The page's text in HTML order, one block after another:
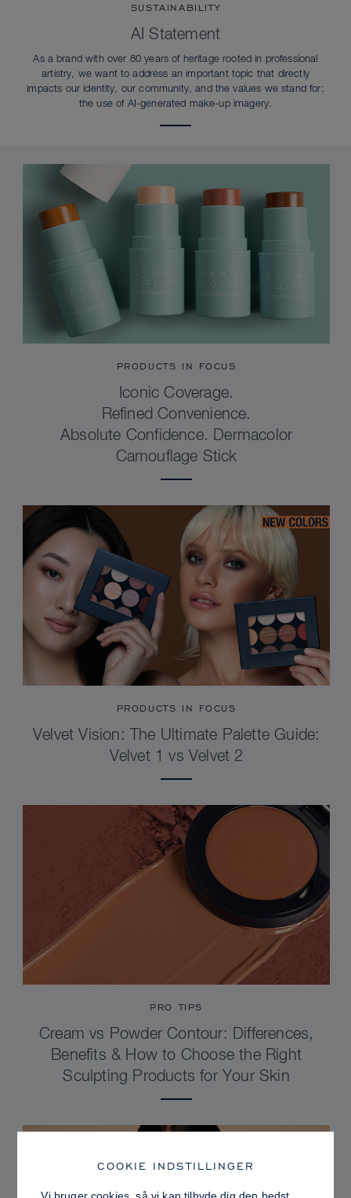
SUSTAINABILITY
AI Statement
As a brand with over 80 years of heritage rooted in professional
artistry, we want to address an important topic that directly
impacts our identity, our community, and the values we stand for:
the use of AI-generated make-up imagery.
PRODUCTS IN FOCUS
Iconic Coverage.
Refined Convenience.
Absolute Confidence. Dermacolor
Camouflage Stick
PRODUCTS IN FOCUS
Velvet Vision: The Ultimate Palette Guide:
Velvet 1 vs Velvet 2
PRO TIPS
Cream vs Powder Contour: Differences,
Benefits & How to Choose the Right
Sculpting Products for Your Skin
COOKIE INDSTILLINGER
Vi bruger cookies, så vi kan tilbyde dig den bedst